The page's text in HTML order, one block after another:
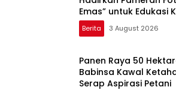
Emas” untuk Edukasi
Berita 3 August 2026
Panen Raya 50
Babinsa Kawal
Serap Aspirasi Petani